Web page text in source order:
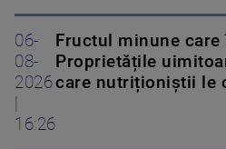
06-
08-
2026
16:26
Fructul minune
Proprietățile
care nutriționiștii le